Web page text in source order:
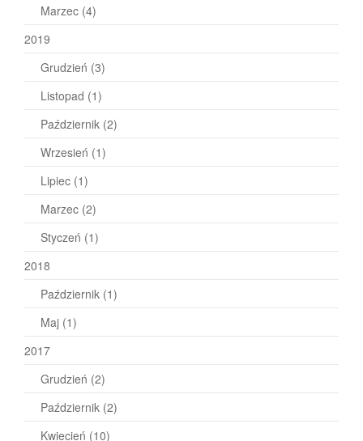
Marzec (4)
2019
Grudzień (3)
Listopad (1)
Październik (2)
Wrzesień (1)
Lipiec (1)
Marzec (2)
Styczeń (1)
2018
Październik (1)
Maj (1)
2017
Grudzień (2)
Październik (2)
Kwiecień (10)